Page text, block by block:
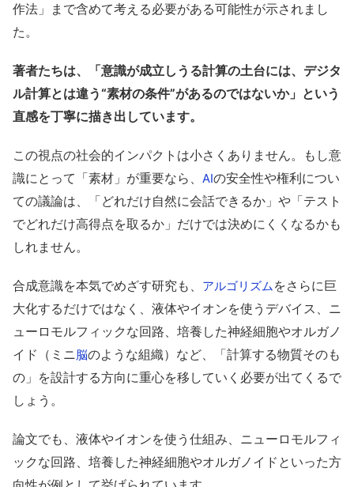
作法」まで含めて考える必要がある可能性が示されまし
た。
著者たちは、「意識が成立しうる計算の土台には、デジタ
ル計算とは違う“素材の条件”があるのではないか」という
直感を丁寧に描き出しています。
この視点の社会的インパクトは小さくありません。もし意
識にとって「素材」が重要なら、 AIの安全性や権利につい
ての議論は、「どれだけ自然に会話できるか」や「テスト
でどれだけ高得点を取るか」だけでは決めにくくなるかも
しれません。
合成意識を本気でめざす研究も、 アルゴリズムをさらに巨
大化するだけではなく、液体やイオンを使うデバイス、ニ
ューロモルフィックな回路、培養した神経細胞やオルガノ
イド（ミニ脳のような組織）など、「計算する物質そのも
の」を設計する方向に重心を移していく必要が出てくるで
しょう。
論文でも、液体やイオンを使う仕組み、ニューロモルフィ
ックな回路、培養した神経細胞やオルガノイドといった方